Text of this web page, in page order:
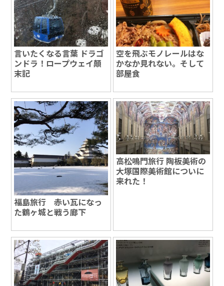
言いたくなる言葉 ドラゴ
ンドラ！ロープウェイ顛
末記
空を飛ぶモノレールはな
かなか見れない。そして
部屋食
福島旅行 赤い瓦になっ
た鶴ヶ城と戦う廊下
高松鳴門旅行 陶板美術の
大塚国際美術館についに
来れた！